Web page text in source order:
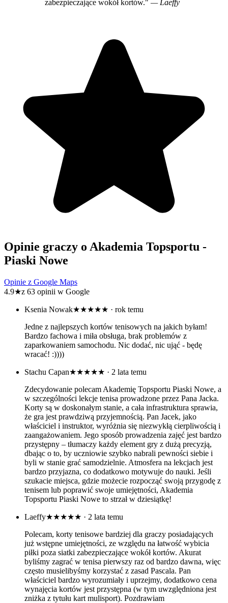
zabezpieczające wokół kortów." — Laeffy
Opinie graczy o Akademia Topsportu -
Piaski Nowe
Opinie z Google Maps
4.9★z 63 opinii w Google
Ksenia Nowak★★★★★ · rok temu
Jedne z najlepszych kortów tenisowych na jakich byłam!
Bardzo fachowa i miła obsługa, brak problemów z
zaparkowaniem samochodu. Nic dodać, nic ująć - będę
wracać! :))))
Stachu Capan★★★★★ · 2 lata temu
Zdecydowanie polecam Akademię Topsportu Piaski Nowe, a
w szczególności lekcje tenisa prowadzone przez Pana Jacka.
Korty są w doskonałym stanie, a cała infrastruktura sprawia,
że gra jest prawdziwą przyjemnością. Pan Jacek, jako
właściciel i instruktor, wyróżnia się niezwykłą cierpliwością i
zaangażowaniem. Jego sposób prowadzenia zajęć jest bardzo
przystępny – tłumaczy każdy element gry z dużą precyzją,
dbając o to, by uczniowie szybko nabrali pewności siebie i
byli w stanie grać samodzielnie. Atmosfera na lekcjach jest
bardzo przyjazna, co dodatkowo motywuje do nauki. Jeśli
szukacie miejsca, gdzie możecie rozpocząć swoją przygodę z
tenisem lub poprawić swoje umiejętności, Akademia
Topsportu Piaski Nowe to strzał w dziesiątkę!
Laeffy★★★★★ · 2 lata temu
Polecam, korty tenisowe bardziej dla graczy posiadających
już wstępne umiejętności, ze względu na łatwość wybicia
piłki poza siatki zabezpieczające wokół kortów. Akurat
byliśmy zagrać w tenisa pierwszy raz od bardzo dawna, więc
często musielibyśmy korzystać z zasad Pascala. Pan
właściciel bardzo wyrozumiały i uprzejmy, dodatkowo cena
wynajęcia kortów jest przystępna (w tym uwzględniona jest
zniżka z tytułu kart mulisport). Pozdrawiam